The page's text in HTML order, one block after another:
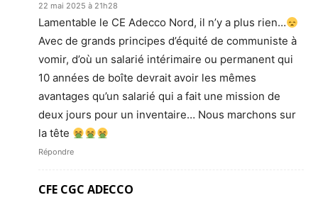
22 mai 2025 à 21h28
Lamentable le CE Adecco Nord, il n’y a plus rien…
Avec de grands principes d’équité de communiste à
vomir, d’où un salarié intérimaire ou permanent qui
10 années de boîte devrait avoir les mêmes
avantages qu’un salarié qui a fait une mission de
deux jours pour un inventaire… Nous marchons sur
la tête
Répondre
CFE CGC ADECCO